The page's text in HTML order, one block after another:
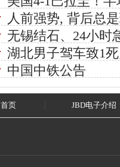
人前强势, 背后总
无锡结石、24小时
湖北男子驾车致1
中国中铁公告
首页 JBD电子介绍